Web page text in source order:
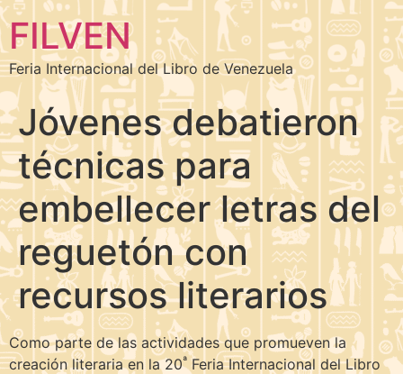
FILVEN
Feria Internacional del Libro de Venezuela
Jóvenes debatieron
técnicas para
embellecer letras del
reguetón con
recursos literarios
Como parte de las actividades que promueven la
creación literaria en la 20ªFeria Internacional del Libro